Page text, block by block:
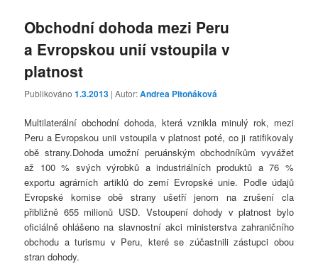
Obchodní dohoda mezi Peru
a Evropskou unií vstoupila v
platnost
Publikováno1.3.2013 | Autor:Andrea Pitoňáková
Multilaterální obchodní dohoda, která vznikla minulý rok, mezi
Peru a Evropskou unii vstoupila v platnost poté, co ji ratifikovaly
obě strany.Dohoda umožní peruánským obchodníkům vyvážet
až 100 % svých výrobků a industriálních produktů a 76 %
exportu agrárních artiklů do zemí Evropské unie. Podle údajů
Evropské komise obě strany ušetří jenom na zrušení cla
přibližně 655 milionů USD. Vstoupení dohody v platnost bylo
oficiálně ohlášeno na slavnostní akci ministerstva zahraničního
obchodu a turismu v Peru, které se zúčastnili zástupci obou
stran dohody.